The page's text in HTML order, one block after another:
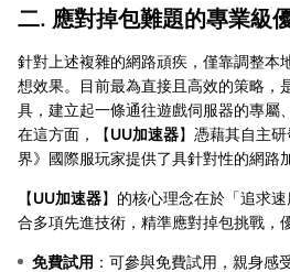
二. 應對掉包難題的專業級
針對上述複雜的網路頑疾，僅靠調整本
想效果。目前最為直接且高效的策略，
具，建立起一條通往遊戲伺服器的專屬
在這方面，【UU加速器】憑藉其自主
界》國際服玩家提供了具針對性的網路
【UU加速器】的核心理念在於「追求
合多項先進技術，精準應對掉包挑戰，
免費試用 ：可參與免費試用，親身感